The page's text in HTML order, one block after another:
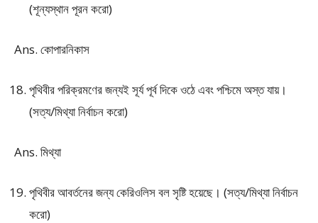
(শূন্যস্থান পূরন করো)
Ans. কোপারনিকাস
পৃথিবীর পরিক্রমণের জন্যই সূর্য পূর্ব দিকে ওঠে এবং পশ্চিমে অস্ত যায়।
(সত্য/মিথ্যা নির্বাচন করো)
Ans. মিথ্যা
পৃথিবীর আবর্তনের জন্য কেরিওলিস বল সৃষ্টি হয়েছে। (সত্য/মিথ্যা নির্বাচন
করো)